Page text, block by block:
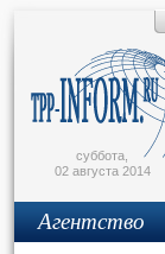
суббота,
02 августа 2014
Агентство